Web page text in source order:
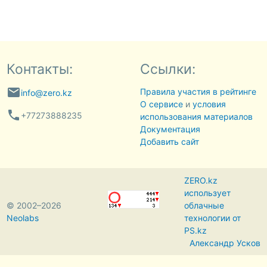
Контакты:
emailinfo@zero.kz
phone +77273888235
Ссылки:
Правила участия в рейтинге
О сервисеи условия
использования материалов
Документация
Добавить сайт
© 2002–2026
Neolabs
ZERO.kz
использует
облачные
технологии от
PS.kz
Александр Усков